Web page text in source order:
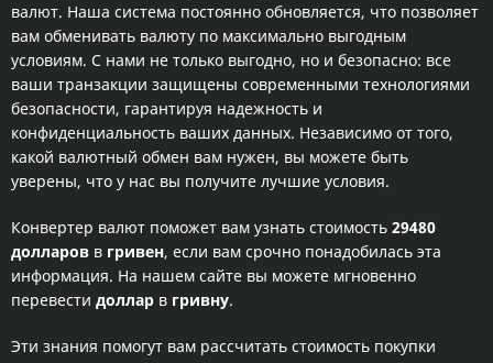
валют. Наша система постоянно обновляется, что позволяет
вам обменивать валюту по максимально выгодным
условиям. С нами не только выгодно, но и безопасно: все
ваши транзакции защищены современными технологиями
безопасности, гарантируя надежность и
конфиденциальность ваших данных. Независимо от того,
какой валютный обмен вам нужен, вы можете быть
уверены, что у нас вы получите лучшие условия.
Конвертер валют поможет вам узнать стоимость 29480
долларов в гривен, если вам срочно понадобилась эта
информация. На нашем сайте вы можете мгновенно
перевести доллар в гривну.
Эти знания помогут вам рассчитать стоимость покупки